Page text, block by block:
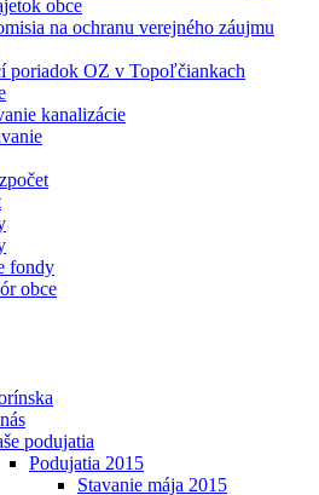
obce
na ochranu verejného záujmu
poriadok OZ v Topoľčiankach
kanalizácie
fondy
obce
podujatia
Podujatia 2015
Stavanie mája 2015